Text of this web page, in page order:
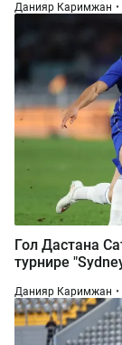
Данияр Каримжан
Гол Дастана
турнире
Данияр Каримжан